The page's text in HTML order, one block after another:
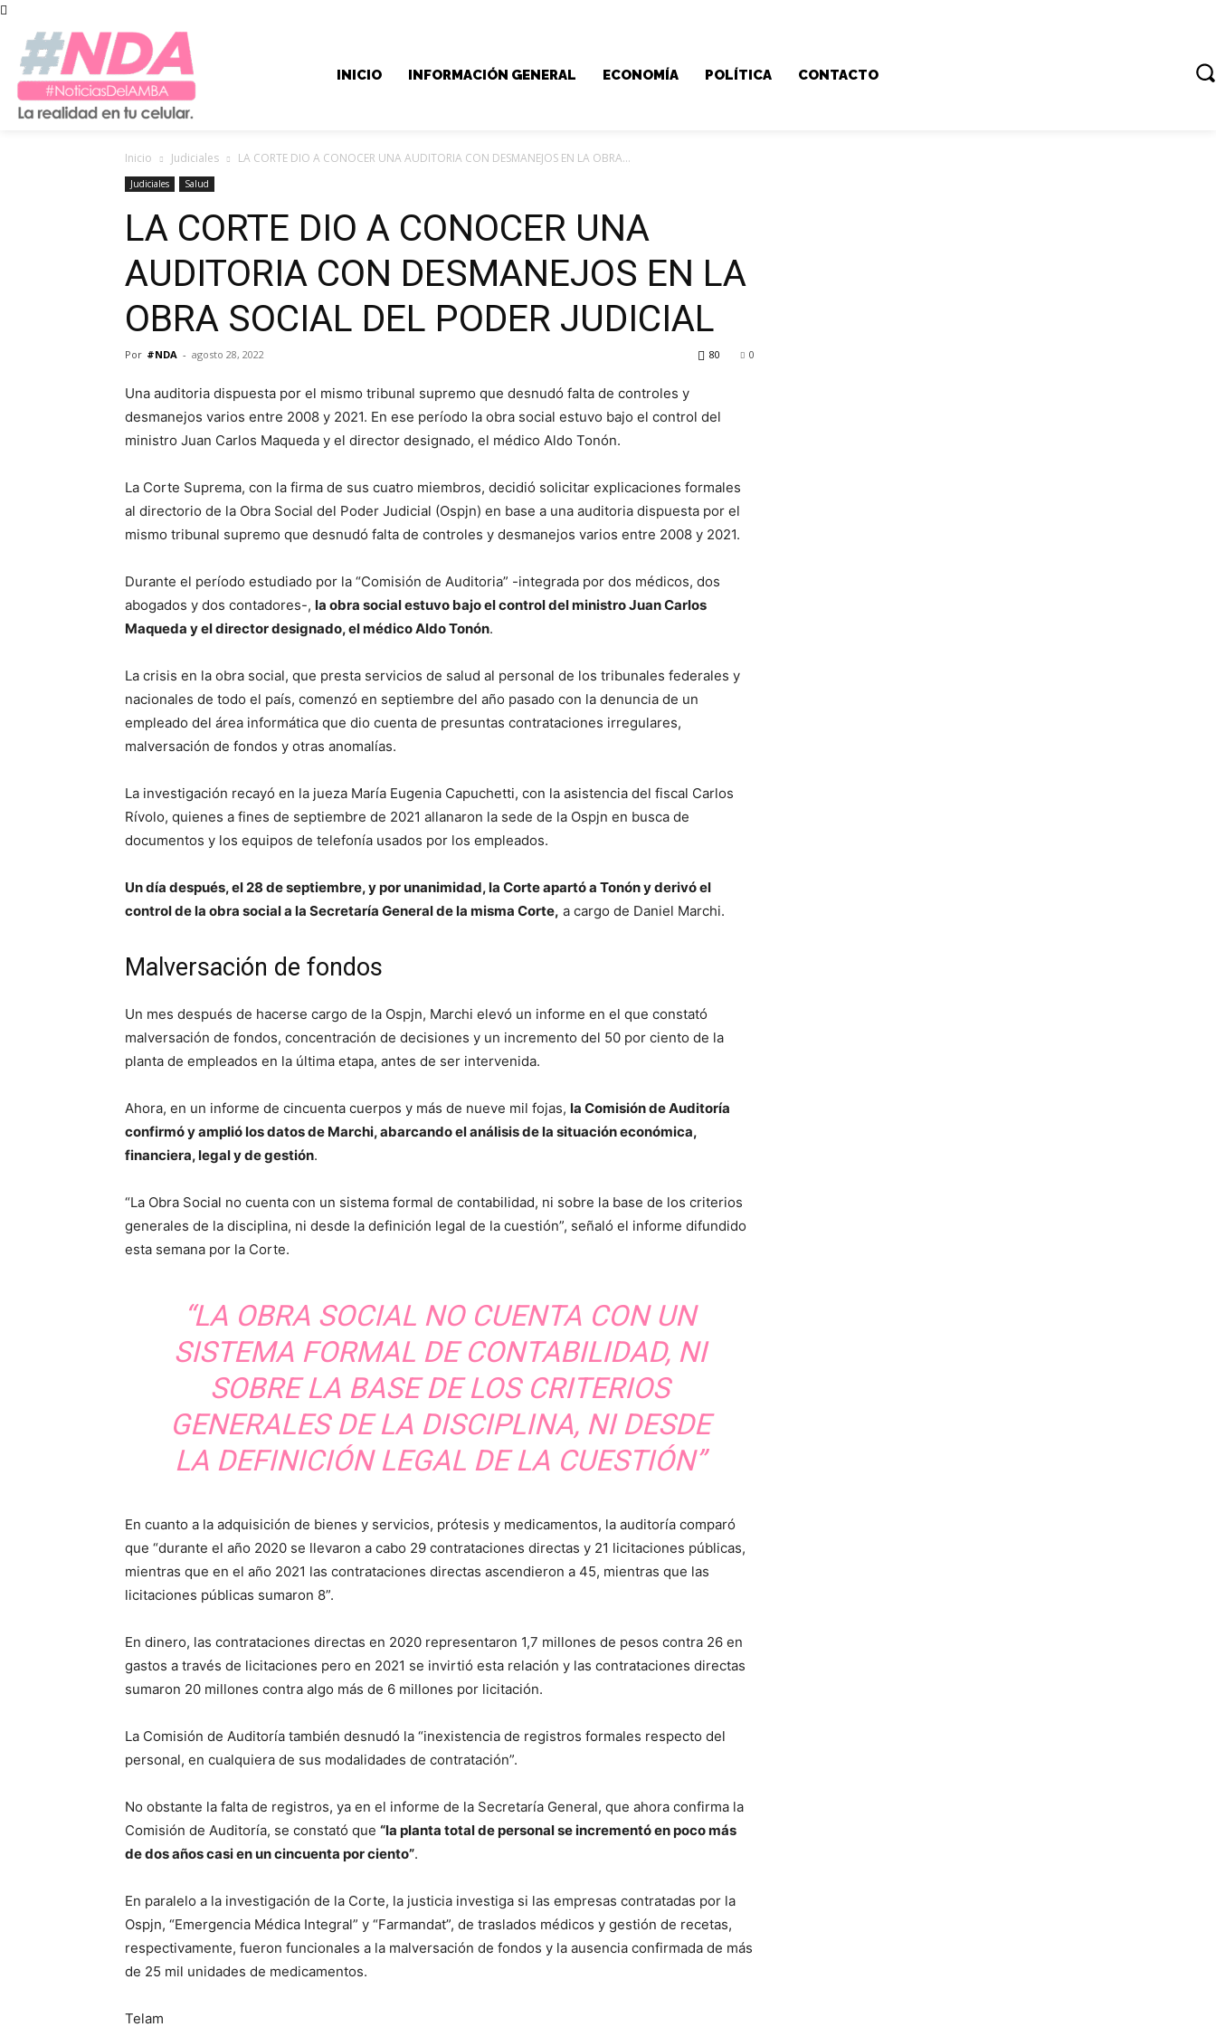
INICIO INFORMACIÓN GENERAL ECONOMÍA POLÍTICA CONTACTO
Inicio Judiciales LA CORTE DIO A CONOCER UNA AUDITORIA CON DESMANEJOS EN LA OBRA...
Judiciales Salud
LA CORTE DIO A CONOCER UNA
AUDITORIA CON DESMANEJOS EN LA
OBRA SOCIAL DEL PODER JUDICIAL
Por #NDA - agosto 28, 2022 0
80
Una auditoria dispuesta por el mismo tribunal supremo que desnudó falta de controles y
desmanejos varios entre 2008 y 2021. En ese período la obra social estuvo bajo el control del
ministro Juan Carlos Maqueda y el director designado, el médico Aldo Tonón.
La Corte Suprema, con la firma de sus cuatro miembros, decidió solicitar explicaciones formales
al directorio de la Obra Social del Poder Judicial (Ospjn) en base a una auditoria dispuesta por el
mismo tribunal supremo que desnudó falta de controles y desmanejos varios entre 2008 y 2021.
Durante el período estudiado por la “Comisión de Auditoria” -integrada por dos médicos, dos
abogados y dos contadores-, la obra social estuvo bajo el control del ministro Juan Carlos
Maqueda y el director designado, el médico Aldo Tonón.
La crisis en la obra social, que presta servicios de salud al personal de los tribunales federales y
nacionales de todo el país, comenzó en septiembre del año pasado con la denuncia de un
empleado del área informática que dio cuenta de presuntas contrataciones irregulares,
malversación de fondos y otras anomalías.
La investigación recayó en la jueza María Eugenia Capuchetti, con la asistencia del fiscal Carlos
Rívolo, quienes a fines de septiembre de 2021 allanaron la sede de la Ospjn en busca de
documentos y los equipos de telefonía usados por los empleados.
Un día después, el 28 de septiembre, y por unanimidad, la Corte apartó a Tonón y derivó el
control de la obra social a la Secretaría General de la misma Corte, a cargo de Daniel Marchi.
Malversación de fondos
Un mes después de hacerse cargo de la Ospjn, Marchi elevó un informe en el que constató
malversación de fondos, concentración de decisiones y un incremento del 50 por ciento de la
planta de empleados en la última etapa, antes de ser intervenida.
Ahora, en un informe de cincuenta cuerpos y más de nueve mil fojas, la Comisión de Auditoría
confirmó y amplió los datos de Marchi, abarcando el análisis de la situación económica,
financiera, legal y de gestión.
“La Obra Social no cuenta con un sistema formal de contabilidad, ni sobre la base de los criterios
generales de la disciplina, ni desde la definición legal de la cuestión”, señaló el informe difundido
esta semana por la Corte.
“LA OBRA SOCIAL NO CUENTA CON UN
SISTEMA FORMAL DE CONTABILIDAD, NI
SOBRE LA BASE DE LOS CRITERIOS
GENERALES DE LA DISCIPLINA, NI DESDE
LA DEFINICIÓN LEGAL DE LA CUESTIÓN”
En cuanto a la adquisición de bienes y servicios, prótesis y medicamentos, la auditoría comparó
que “durante el año 2020 se llevaron a cabo 29 contrataciones directas y 21 licitaciones públicas,
mientras que en el año 2021 las contrataciones directas ascendieron a 45, mientras que las
licitaciones públicas sumaron 8”.
En dinero, las contrataciones directas en 2020 representaron 1,7 millones de pesos contra 26 en
gastos a través de licitaciones pero en 2021 se invirtió esta relación y las contrataciones directas
sumaron 20 millones contra algo más de 6 millones por licitación.
La Comisión de Auditoría también desnudó la “inexistencia de registros formales respecto del
personal, en cualquiera de sus modalidades de contratación”.
No obstante la falta de registros, ya en el informe de la Secretaría General, que ahora confirma la
Comisión de Auditoría, se constató que “la planta total de personal se incrementó en poco más
de dos años casi en un cincuenta por ciento”.
En paralelo a la investigación de la Corte, la justicia investiga si las empresas contratadas por la
Ospjn, “Emergencia Médica Integral” y “Farmandat”, de traslados médicos y gestión de recetas,
respectivamente, fueron funcionales a la malversación de fondos y la ausencia confirmada de más
de 25 mil unidades de medicamentos.
Telam